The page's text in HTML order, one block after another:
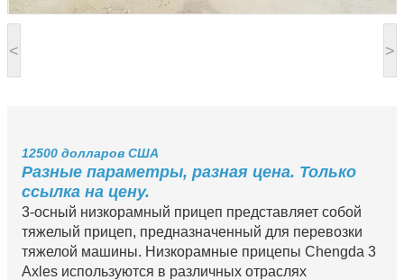
< >
12500 долларов США
Разные параметры, разная цена. Только
ссылка на цену.
3-осный низкорамный прицеп представляет собой
тяжелый прицеп, предназначенный для перевозки
тяжелой машины. Низкорамные прицепы Chengda 3
Axles используются в различных отраслях